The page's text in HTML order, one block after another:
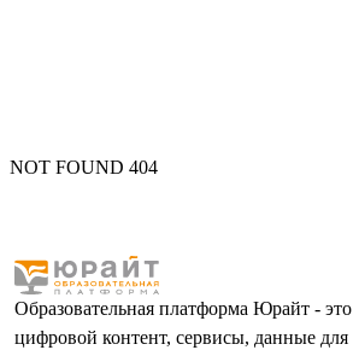
NOT FOUND 404
Образовательная платформа Юрайт - это
цифровой контент, сервисы, данные для